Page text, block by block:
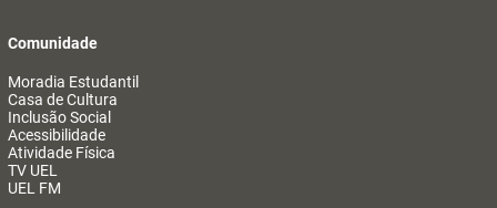
Comunidade
Moradia Estudantil
Casa de Cultura
Inclusão Social
Acessibilidade
Atividade Física
TV UEL
UEL FM